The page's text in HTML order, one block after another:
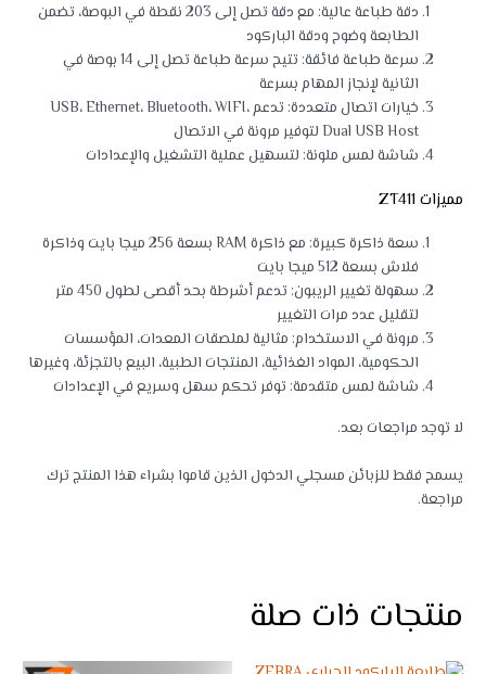
دقة طباعة عالية: مع دقة تصل إلى 203 نقطة في البوصة، تضمن
الطابعة وضوح ودقة الباركود
سرعة طباعة فائقة: تتيح سرعة طباعة تصل إلى 14 بوصة في
الثانية لإنجاز المهام بسرعة
خيارات اتصال متعددة: تدعم USB، Ethernet، Bluetooth، WIFI،
Dual USB Host لتوفير مرونة في الاتصال
شاشة لمس ملونة: لتسهيل عملية التشغيل والإعدادات
مميزات ZT411
سعة ذاكرة كبيرة: مع ذاكرة RAM بسعة 256 ميجا بايت وذاكرة
فلاش بسعة 512 ميجا بايت
سهولة تغيير الريبون: تدعم أشرطة بحد أقصى لطول 450 متر
لتقليل عدد مرات التغيير
مرونة في الاستخدام: مثالية لملصقات المعدات، المؤسسات
الحكومية، المواد الغذائية، المنتجات الطبية، البيع بالتجزئة، وغيرها
شاشة لمس متقدمة: توفر تحكم سهل وسريع في الإعدادات
لا توجد مراجعات بعد.
يسمح فقط للزبائن مسجلي الدخول الذين قاموا بشراء هذا المنتج ترك
مراجعة.
منتجات ذات صلة